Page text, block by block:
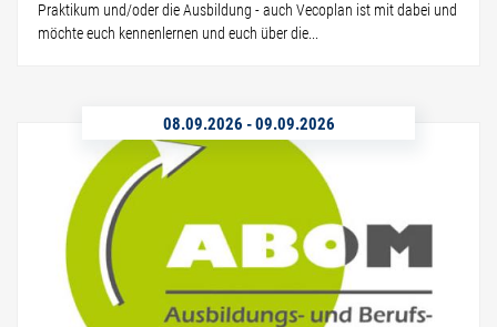
Praktikum und/oder die Ausbildung - auch Vecoplan ist mit dabei und
möchte euch kennenlernen und euch über die...
08.09.2026 -09.09.2026